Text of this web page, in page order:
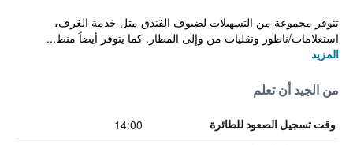
تتوفر مجموعة من التسهيلات لضيوف الفندق مثل خدمة الغرف،
استعلامات/ناطور ونقليات من وإلى المطار. كما يتوفر أيضاً منط...
المزيد
من الجيد أن تعلم
وقت تسجيل الصعود للطائرة 14:00